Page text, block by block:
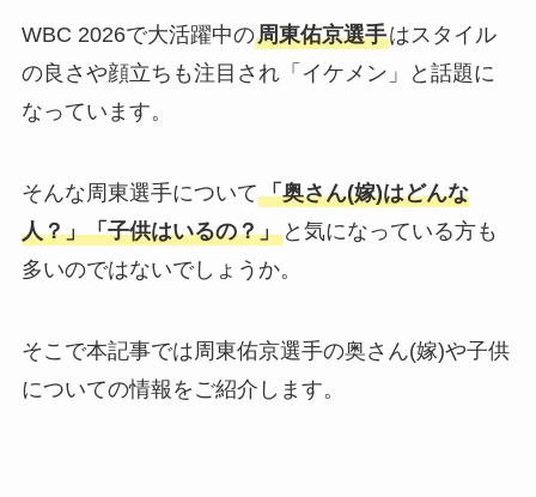
WBC 2026で大活躍中の周東佑京選手はスタイル
の良さや顔立ちも注目され「イケメン」と話題に
なっています。
そんな周東選手について「奥さん(嫁)はどんな
人？」「子供はいるの？」と気になっている方も
多いのではないでしょうか。
そこで本記事では周東佑京選手の奥さん(嫁)や子供
についての情報をご紹介します。